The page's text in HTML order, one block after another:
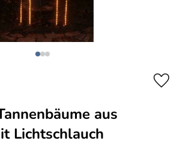
aus
Lichtschlauch